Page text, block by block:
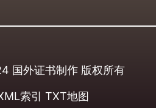
国外证书制作 版权所有
索引 TXT地图